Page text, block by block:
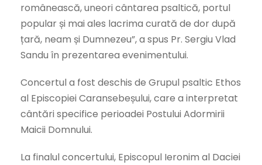
românească, uneori cântarea psaltică, portul
popular și mai ales lacrima curată de dor după
țară, neam și Dumnezeu”, a spus Pr. Sergiu Vlad
Sandu în prezentarea evenimentului.
Concertul a fost deschis de Grupul psaltic Ethos
al Episcopiei Caransebeșului, care a interpretat
cântări specifice perioadei Postului Adormirii
Maicii Domnului.
La finalul concertului, Episcopul Ieronim al Daciei